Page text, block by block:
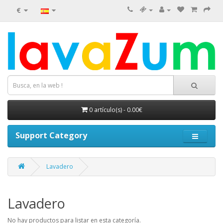
€
0 artículo(s) - 0.00€
Support Category
Lavadero
Lavadero
No hay productos para listar en esta categoría.